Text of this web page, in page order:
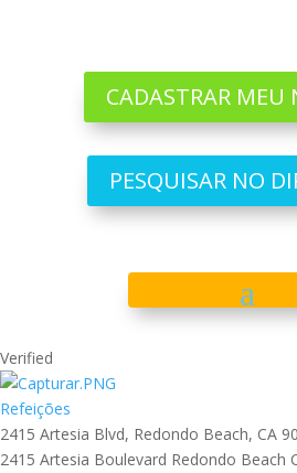
CADASTRAR MEU
PESQUISAR NO
Verified
Refeições
2415 Artesia Blvd, Redondo Beach, CA
2415 Artesia Boulevard Redondo Beach